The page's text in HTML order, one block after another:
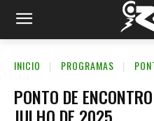
INICIO PROGRAMAS
PONTO DE